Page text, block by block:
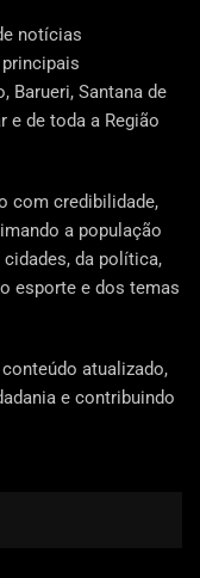
notícias
Barueri, Santana de
e de toda a Região
com credibilidade,
a população
da política,
esporte e dos temas
atualizado,
e contribuindo